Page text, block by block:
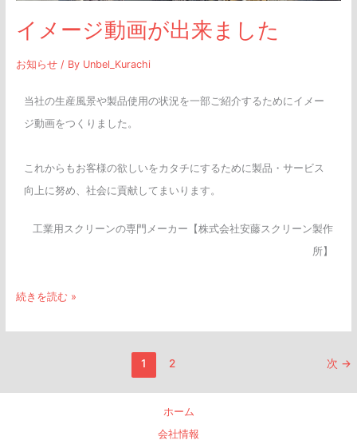
イメージ動画が出来ました
お知らせ/ By Unbel_Kurachi
当社の生産風景や製品使用の状況を一部ご紹介するためにイメー
ジ動画をつくりました。
これからもお客様の欲しいをカタチにするために製品・サービス
向上に努め、社会に貢献してまいります。
工業用スクリーンの専門メーカー【株式会社安藤スクリーン製作
所】
ま
た
続きを読む »
1 2 次 →
ホーム
会社情報